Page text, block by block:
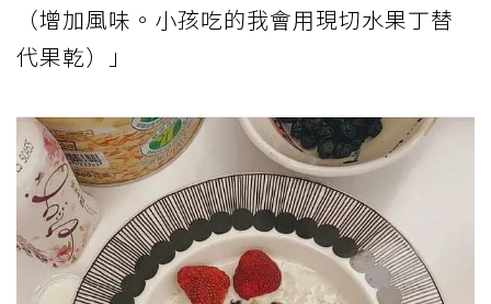
（增加風味。小孩吃的我會用現切水果丁替
代果乾）」